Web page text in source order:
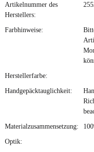
Artikelnummer des
Herstellers:
Farbhinweise:
Herstellerfarbe:
Handgepäcktauglichkeit:
Materialzusammensetzung:
Optik: